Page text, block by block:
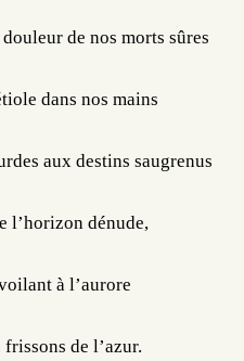
de nos morts sûres
dans nos mains
aux destins saugrenus
l’horizon dénude,
à l’aurore
frissons de l’azur.